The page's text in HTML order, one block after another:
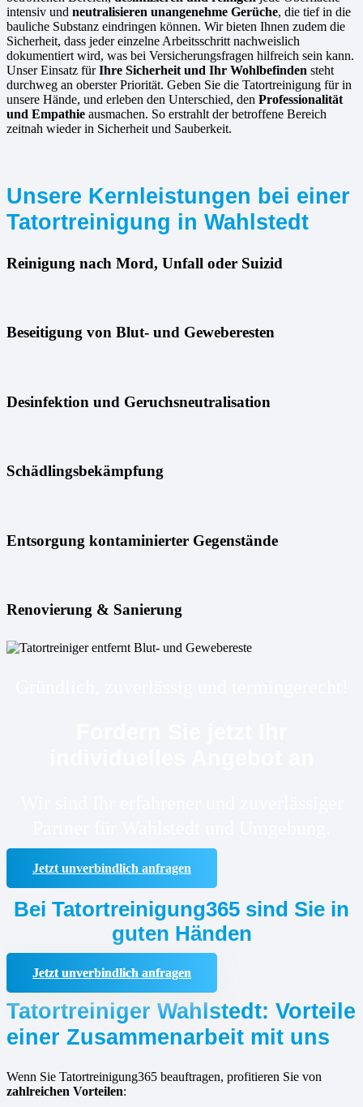
intensiv und neutralisieren unangenehme Gerüche, die tief in die
bauliche Substanz eindringen können. Wir bieten Ihnen zudem die
Sicherheit, dass jeder einzelne Arbeitsschritt nachweislich
dokumentiert wird, was bei Versicherungsfragen hilfreich sein kann.
Unser Einsatz fürIhre Sicherheit und Ihr Wohlbefinden steht
durchweg an oberster Priorität. Geben Sie die Tatortreinigung für in
unsere Hände, und erleben den Unterschied, den Professionalität
und Empathie ausmachen. So erstrahlt der betroffene Bereich
zeitnah wieder in Sicherheit und Sauberkeit.
Unsere Kernleistungen bei einer
Tatortreinigung in Wahlstedt
Reinigung nach Mord, Unfall oder Suizid
Beseitigung von Blut- und Geweberesten
Desinfektion und Geruchsneutralisation
Schädlingsbekämpfung
Entsorgung kontaminierter Gegenstände
Renovierung & Sanierung
Jetzt unverbindlich anfragen
Bei Tatortreinigung365 sind Sie in
guten Händen
Jetzt unverbindlich anfragen
Tatortreiniger Wahlstedt: Vorteile
einer Zusammenarbeit mit uns
Wenn Sie Tatortreinigung365 beauftragen, profitieren Sie von
zahlreichen Vorteilen: